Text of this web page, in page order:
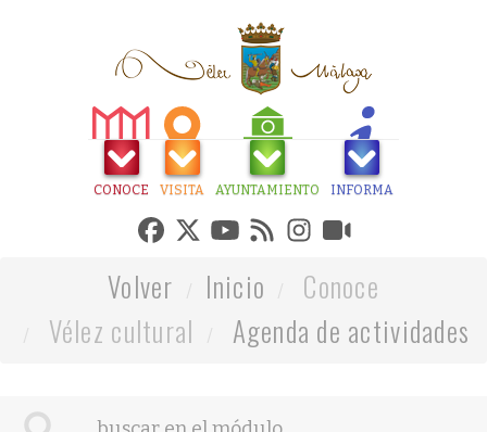
CONOCE VISITA AYUNTAMIENTO INFORMA
Volver Inicio
Conoce
Vélez cultural
Agenda de actividades